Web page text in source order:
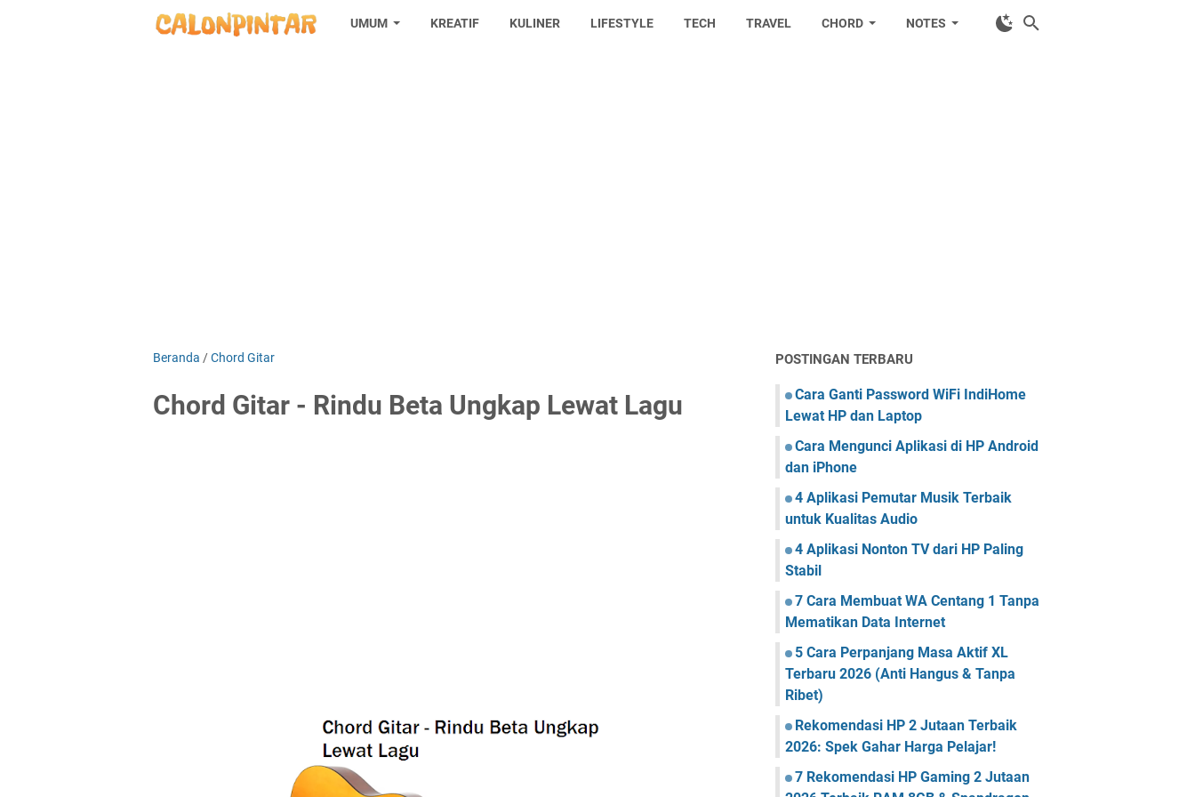
UMUM KREATIF KULINER LIFESTYLE TECH TRAVEL CHORD NOTES
Beranda /Chord Gitar
Chord Gitar - Rindu Beta Ungkap Lewat Lagu
POSTINGAN TERBARU
Cara Ganti Password WiFi IndiHome
Lewat HP dan Laptop
Cara Mengunci Aplikasi di HP Android
dan iPhone
4 Aplikasi Pemutar Musik Terbaik
untuk Kualitas Audio
4 Aplikasi Nonton TV dari HP Paling
Stabil
7 Cara Membuat WA Centang 1 Tanpa
Mematikan Data Internet
5 Cara Perpanjang Masa Aktif XL
Terbaru 2026 (Anti Hangus & Tanpa
Ribet)
Rekomendasi HP 2 Jutaan Terbaik
2026: Spek Gahar Harga Pelajar!
7 Rekomendasi HP Gaming 2 Jutaan